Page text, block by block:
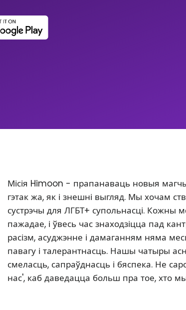
Місія Himoon - прапанаваць новыя
гэтак жа, як і знешні выгляд. Мы хочам
сустрэчы для ЛГБТ+ супольнасці. Кожны
пажадае, і ўвесь час знаходзіцца пад
расізм, асуджэнне і дамаганням няма
павагу і талерантнасць. Нашы чатыры
смеласць, сапраўднасць і бяспека. Не
нас', каб даведацца больш пра тое, хто